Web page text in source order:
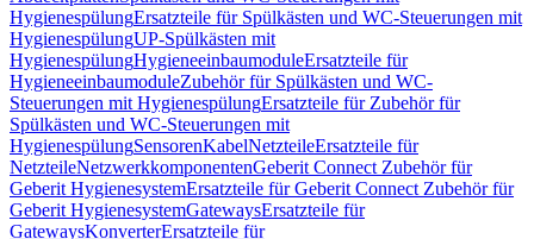
HygienespülungErsatzteile für Spülkästen und WC-Steuerungen mit
HygienespülungUP-Spülkästen mit
HygienespülungHygieneeinbaumoduleErsatzteile für
HygieneeinbaumoduleZubehör für Spülkästen und WC-
Steuerungen mit HygienespülungErsatzteile für Zubehör für
Spülkästen und WC-Steuerungen mit
HygienespülungSensorenKabelNetzteileErsatzteile für
NetzteileNetzwerkkomponentenGeberit Connect Zubehör für
Geberit HygienesystemErsatzteile für Geberit Connect Zubehör für
Geberit HygienesystemGatewaysErsatzteile für
GatewaysKonverterErsatzteile für